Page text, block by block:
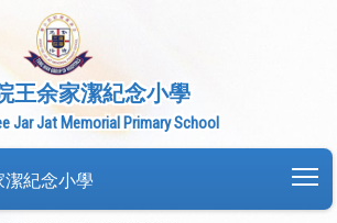
王余家潔紀念小學
Jar Jat Memorial Primary School
紀念小學